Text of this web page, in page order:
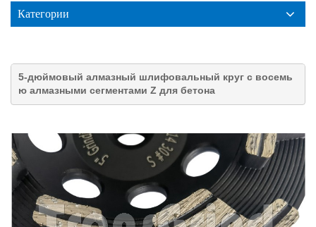
Категории
5-дюймовый алмазный шлифовальный круг с восемь
ю алмазными сегментами Z для бетона